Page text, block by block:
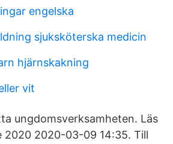
engelska
sjuksköterska medicin
hjärnskakning
vit
ungdomsverksamheten. Läs
2020 2020-03-09 14:35. Till